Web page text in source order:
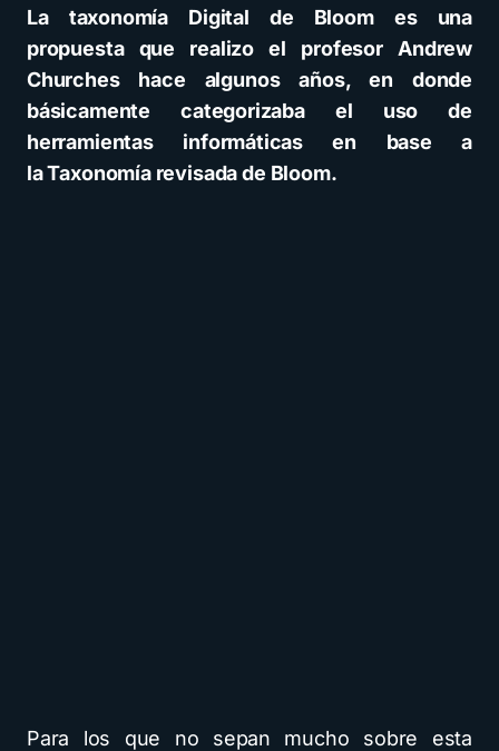
La taxonomía Digital de Bloom es una
propuesta que realizo el profesor Andrew
Churches hace algunos años, en donde
básicamente categorizaba el uso de
herramientas informáticas en base a
la Taxonomía revisada de Bloom.
Para los que no sepan mucho sobre esta